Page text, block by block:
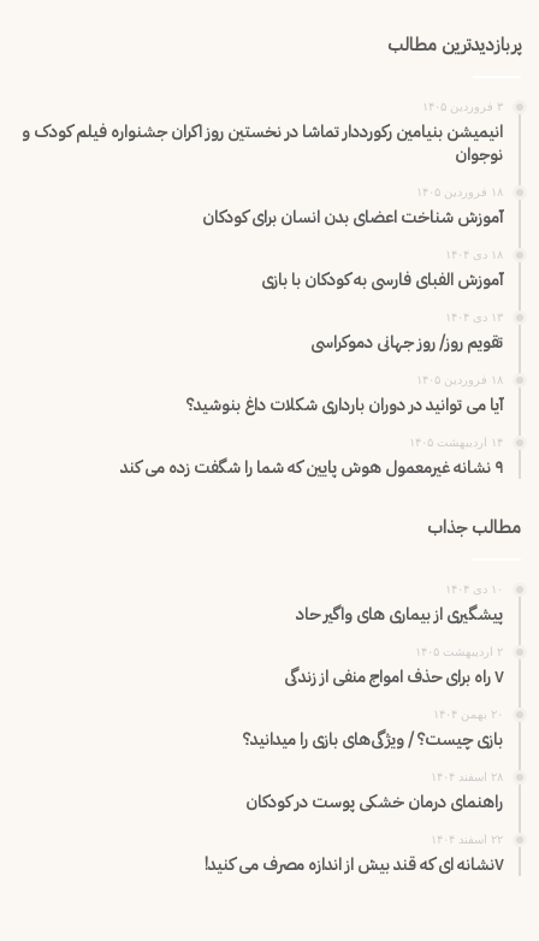
پربازدیدترین مطالب
۳ فروردین ۱۴۰۵
انیمیشن بنیامین رکورددار تماشا در نخستین روز اکران‌ جشنواره فیلم کودک و
نوجوان
۱۸ فروردین ۱۴۰۵
آموزش شناخت اعضای بدن انسان برای کودکان
۱۸ دی ۱۴۰۴
آموزش الفبای فارسی به کودکان با بازی
۱۳ دی ۱۴۰۴
تقویم روز/ روز جهانی دموکراسی
۱۸ فروردین ۱۴۰۵
آیا می توانید در دوران بارداری شکلات داغ بنوشید؟
۱۴ اردیبهشت ۱۴۰۵
۹ نشانه غیرمعمول هوش پایین که شما را شگفت زده می کند
مطالب جذاب
۱۰ دی ۱۴۰۴
پیشگیری از بیماری های واگیر حاد
۲ اردیبهشت ۱۴۰۵
۷ راه برای حذف امواج منفی از زندگی
۲۰ بهمن ۱۴۰۴
بازی چیست؟ / ویژگی‌های بازی را میدانید؟
۲۸ اسفند ۱۴۰۴
راهنمای درمان خشکی پوست در کودکان
۲۲ اسفند ۱۴۰۴
۷نشانه ای که قند بیش از اندازه مصرف می کنید!